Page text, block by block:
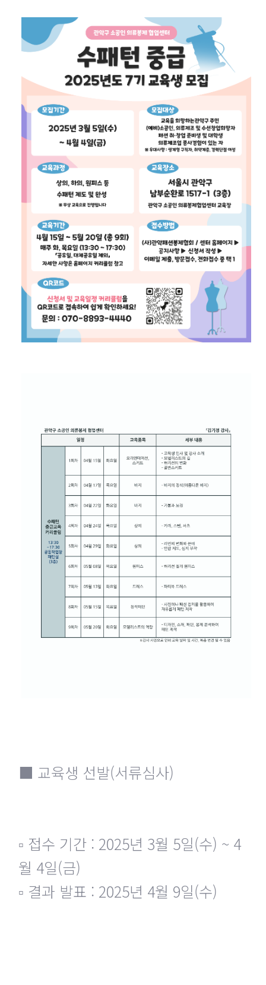
■ 교육생 선발(서류심사)
▫ 접수 기간 : 2025년 3월 5일(수) ~ 4
월 4일(금)
▫ 결과 발표 : 2025년 4월 9일(수)